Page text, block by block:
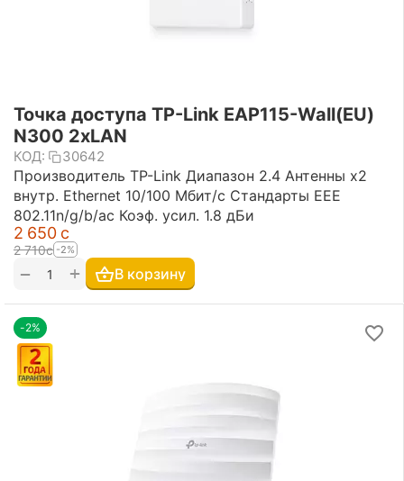
Точка доступа TP-Link EAP115-Wall(EU)
N300 2xLAN
КОД: 30642
Производитель TP-Link Диапазон 2.4 Антенны х2
внутр. Ethernet 10/100 Мбит/с Стандарты EEE
802.11n/g/b/ac Коэф. усил. 1.8 дБи
2 650 с
2 710с -2%
+
− В корзину
-2%